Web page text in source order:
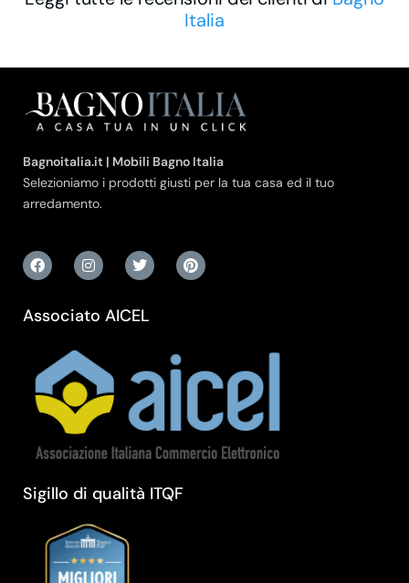
Italia
Bagnoitalia.it | Mobili Bagno Italia
Selezioniamo i prodotti giusti per la tua casa ed il tuo
arredamento.
Associato AICEL
Sigillo di qualità ITQF